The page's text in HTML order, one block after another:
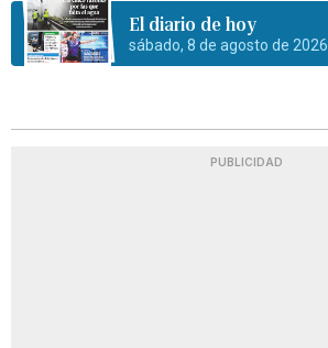
El diario de hoy
sábado, 8 de agosto de 2026
PUBLICIDAD